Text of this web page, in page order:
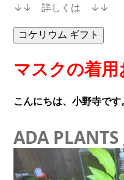
↓↓ 詳しくは ↓↓
マスクの着用
こんにちは、小野寺です。
ADA PLANTS